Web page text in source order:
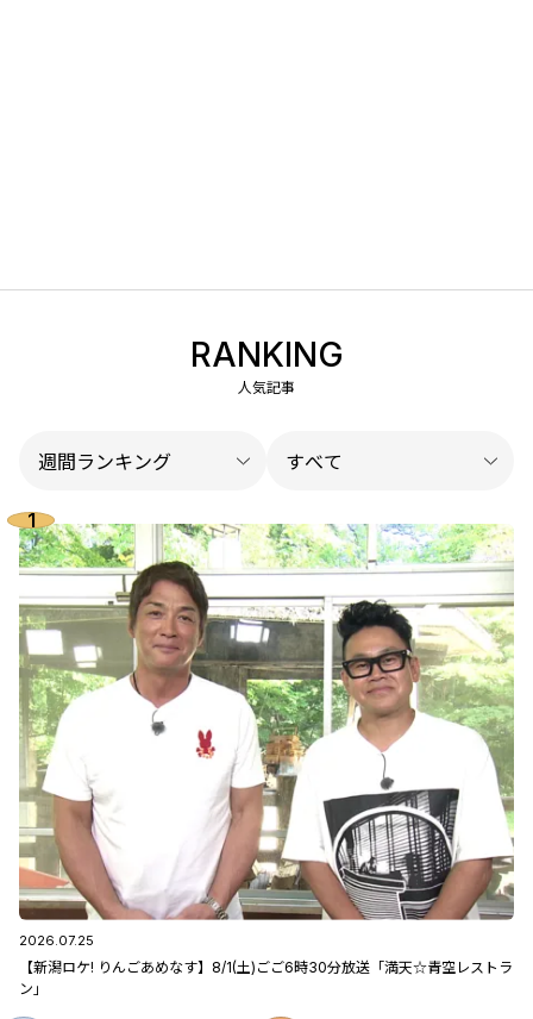
RANKING
人気記事
2026.07.25
【新潟ロケ! りんごあめなす】8/1(土)ごご6時30分放送「満天☆青空レストラ
ン」